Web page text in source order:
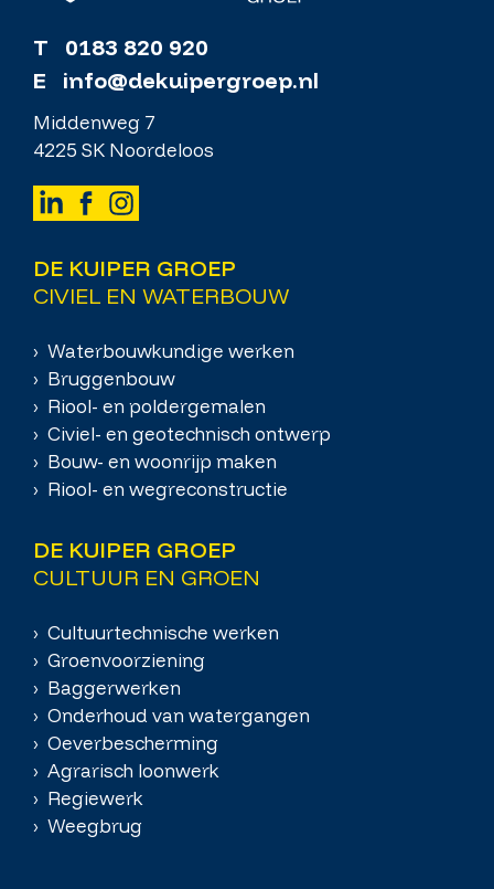
T 0183 820 920
E info@dekuipergroep.nl
Middenweg 7
4225 SK Noordeloos
DE KUIPER GROEP
CIVIEL EN WATERBOUW
› Waterbouwkundige werken
› Bruggenbouw
› Riool- en poldergemalen
› Civiel- en geotechnisch ontwerp
› Bouw- en woonrijp maken
› Riool- en wegreconstructie
DE KUIPER GROEP
CULTUUR EN GROEN
› Cultuurtechnische werken
› Groenvoorziening
› Baggerwerken
› Onderhoud van watergangen
› Oeverbescherming
› Agrarisch loonwerk
› Regiewerk
› Weegbrug